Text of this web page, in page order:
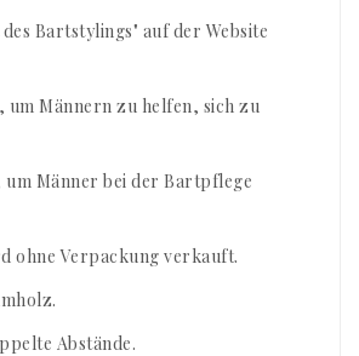
Bartstylings" auf der Website
um Männern zu helfen, sich zu
Männer bei der Bartpflege
ohne Verpackung verkauft.
Abstände.